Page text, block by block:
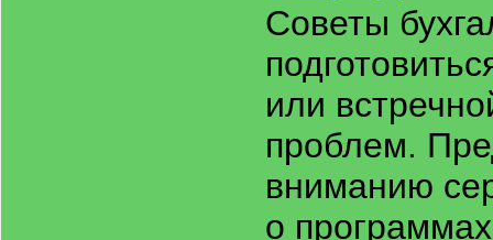
Советы
или
проблем.
вниманию
о